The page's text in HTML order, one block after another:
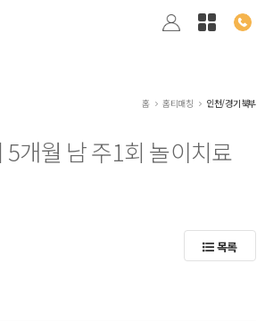
홈 홈티매칭 인천/경기북부
5개월 남 주1회 놀이치료
목록